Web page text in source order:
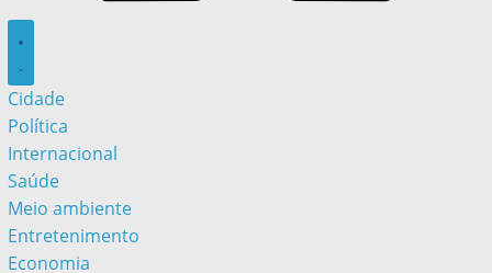
Cidade
Política
Internacional
Saúde
Meio ambiente
Entretenimento
Economia